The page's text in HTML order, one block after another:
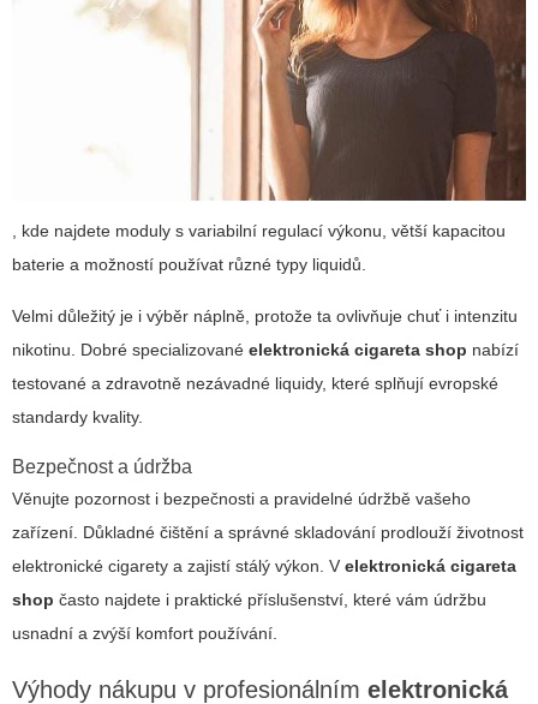
, kde najdete moduly s variabilní regulací výkonu, větší kapacitou
baterie a možností používat různé typy liquidů.
Velmi důležitý je i výběr náplně, protože ta ovlivňuje chuť i intenzitu
nikotinu. Dobré specializované elektronická cigareta shop nabízí
testované a zdravotně nezávadné liquidy, které splňují evropské
standardy kvality.
Bezpečnost a údržba
Věnujte pozornost i bezpečnosti a pravidelné údržbě vašeho
zařízení. Důkladné čištění a správné skladování prodlouží životnost
elektronické cigarety a zajistí stálý výkon. V elektronická cigareta
shop často najdete i praktické příslušenství, které vám údržbu
usnadní a zvýší komfort používání.
Výhody nákupu v profesionálním elektronická